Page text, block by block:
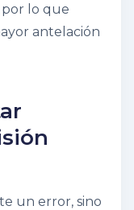
por lo que
antelación
un error, sino